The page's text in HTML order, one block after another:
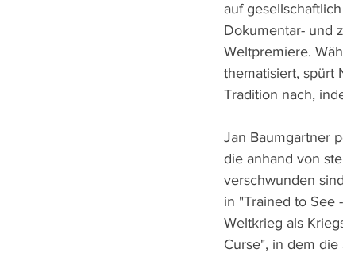
auf
Dokumentar- und
Weltpremiere.
thematisiert, spürt
Tradition nach,
Jan Baumgartner
die anhand von
verschwunden
in "Trained to See
Weltkrieg als
Curse", in dem